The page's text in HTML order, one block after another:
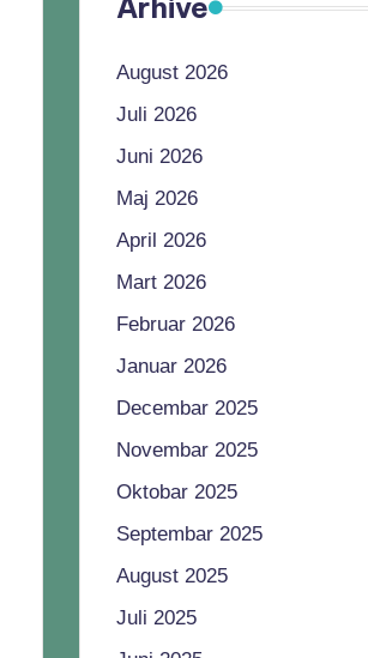
Arhive
August 2026
Juli 2026
Juni 2026
Maj 2026
April 2026
Mart 2026
Februar 2026
Januar 2026
Decembar 2025
Novembar 2025
Oktobar 2025
Septembar 2025
August 2025
Juli 2025